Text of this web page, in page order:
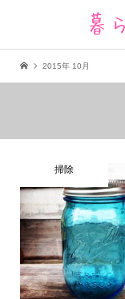
2015年 10月
掃除